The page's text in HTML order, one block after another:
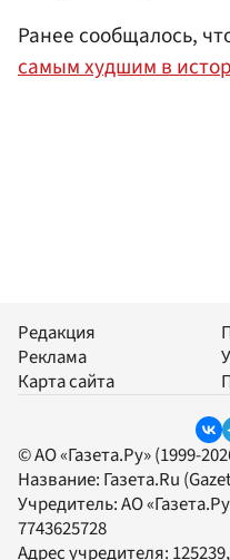
Ранее сообщалось,
самым худшим в
Редакция
Реклама
Карта сайта
© АО «Газета.Ру» (1999-
Название: Газета.Ru
Учредитель:АО
7743625728
Адрес учредителя: